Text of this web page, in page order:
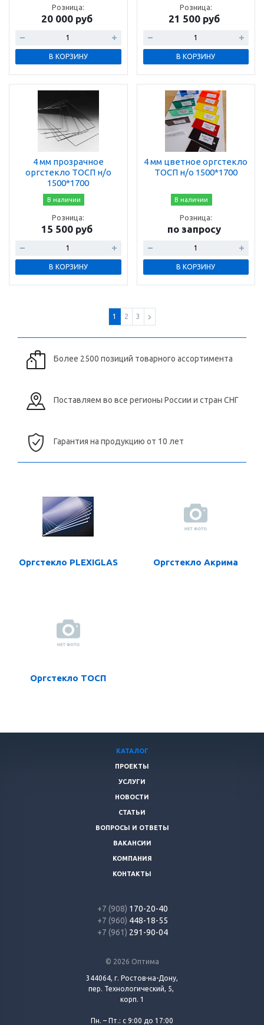
Розница:
20 000 руб
В КОРЗИНУ
Розница:
21 500 руб
В КОРЗИНУ
4 мм прозрачное
оргстекло ТОСП н/о
1500*1700
В наличии
Розница:
15 500 руб
В КОРЗИНУ
4 мм цветное оргстекло
ТОСП н/о 1500*1700
В наличии
Розница:
по запросу
В КОРЗИНУ
1 2 3
Более 2500 позиций товарного ассортимента
Поставляем во все регионы России и стран СНГ
Гарантия на продукцию от 10 лет
Оргстекло PLEXIGLAS Оргстекло Акрима
Оргстекло ТОСП
© 2026 Оптима
344064, г. Ростов-на-Дону,
пер. Технологический, 5,
корп. 1
Пн. – Пт.: с 9:00 до 17:00
КАТАЛОГ
ПРОЕКТЫ
УСЛУГИ
НОВОСТИ
СТАТЬИ
ВОПРОСЫ И ОТВЕТЫ
ВАКАНСИИ
КОМПАНИЯ
КОНТАКТЫ
+7 (908) 170-20-40
+7 (960) 448-18-55
+7 (961) 291-90-04